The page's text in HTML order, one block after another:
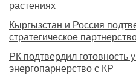
растениях
Кыргызстан и Россия
стратегическое
РК подтвердил готовность
энергопарнерство с КР